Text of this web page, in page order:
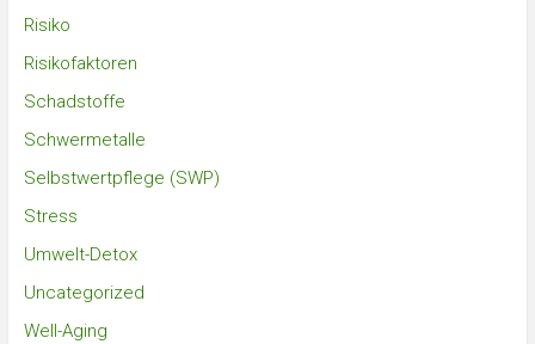
Risiko
Risikofaktoren
Schadstoffe
Schwermetalle
Selbstwertpflege (SWP)
Stress
Umwelt-Detox
Uncategorized
Well-Aging